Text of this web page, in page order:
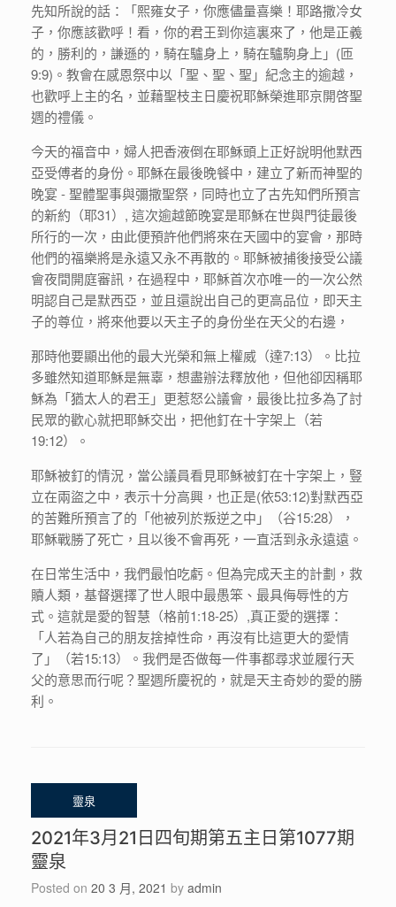
先知所說的話：「熙雍女子，你應儘量喜樂！耶路撒冷女
子，你應該歡呼！看，你的君王到你這裏來了，他是正義
的，勝利的，謙遜的，騎在驢身上，騎在驢駒身上」(匝
9:9)。教會在感恩祭中以「聖、聖、聖」紀念主的逾越，
也歡呼上主的名，並藉聖枝主日慶祝耶穌榮進耶京開啓聖
週的禮儀。
今天的福音中，婦人把香液倒在耶穌頭上正好說明他默西
亞受傅者的身份。耶穌在最後晚餐中，建立了新而神聖的
晚宴 - 聖體聖事與彌撒聖祭，同時也立了古先知們所預言
的新約（耶31）, 這次逾越節晚宴是耶穌在世與門徒最後
所行的一次，由此便預許他們將來在天國中的宴會，那時
他們的福樂將是永遠又永不再散的。耶穌被捕後接受公議
會夜間開庭審訊，在過程中，耶穌首次亦唯一的一次公然
明認自己是默西亞，並且還說出自己的更高品位，即天主
子的尊位，將來他要以天主子的身份坐在天父的右邊，
那時他要顯出他的最大光榮和無上權威（達7:13）。比拉
多雖然知道耶穌是無辜，想盡辦法釋放他，但他卻因稱耶
穌為「猶太人的君王」更惹怒公議會，最後比拉多為了討
民眾的歡心就把耶穌交出，把他釘在十字架上（若
19:12）。
耶穌被釘的情況，當公議員看見耶穌被釘在十字架上，豎
立在兩盜之中，表示十分高興，也正是(依53:12)對默西亞
的苦難所預言了的「他被列於叛逆之中」（谷15:28），
耶穌戰勝了死亡，且以後不會再死，一直活到永永遠遠。
在日常生活中，我們最怕吃虧。但為完成天主的計劃，救
贖人類，基督選擇了世人眼中最愚笨、最具侮辱性的方
式。這就是愛的智慧（格前1:18-25）,真正愛的選擇：
「人若為自己的朋友捨掉性命，再沒有比這更大的愛情
了」（若15:13）。我們是否做每一件事都尋求並履行天
父的意思而行呢？聖週所慶祝的，就是天主奇妙的愛的勝
利。
2021年3月21日四旬期第五主日第1077期
靈泉
Posted on 20 3 月, 2021 by admin